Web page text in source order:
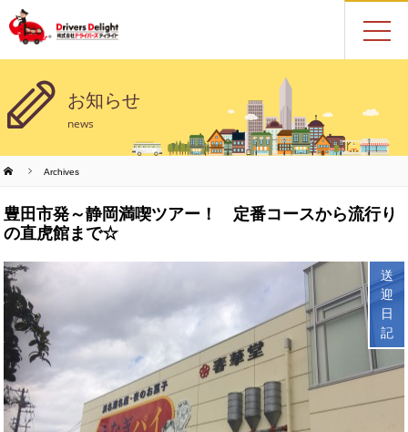
お知らせ
news
Archives
豊田市発～静岡満喫ツアー！ 定番コースから流行り
の直虎館まで☆
送
迎
日
記